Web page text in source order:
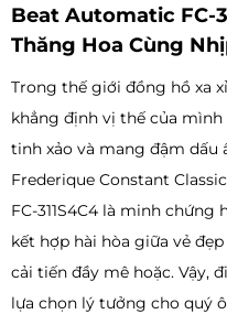
Beat Automatic FC-
Thăng Hoa Cùng
Trong thế giới đồng hồ xa
khẳng định vị thế của
tinh xảo và mang đậm dấu
Frederique Constant
FC-311S4C4 là minh
kết hợp hài hòa giữa vẻ
cải tiến đầy mê hoặc. Vậy,
lựa chọn lý tưởng cho quý